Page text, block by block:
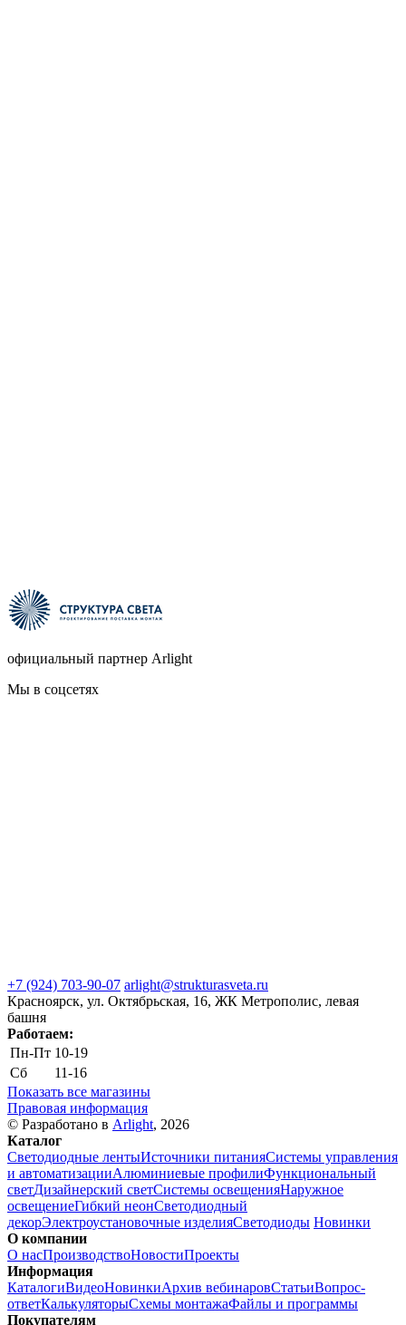
официальный партнер Arlight
Мы в соцсетях
+7 (924) 703-90-07 arlight@strukturasveta.ru
Красноярск, ул. Октябрьская, 16, ЖК Метрополис, левая
башня
Работаем:
Пн-Пт 10-19
Сб
11-16
Показать все магазины
Правовая информация
© Разработано в Arlight, 2026
Каталог
Светодиодные лентыИсточники питанияСистемы управления
и автоматизацииАлюминиевые профилиФункциональный
светДизайнерский светСистемы освещенияНаружное
освещениеГибкий неонСветодиодный
декорЭлектроустановочные изделияСветодиоды Новинки
О компании
О насПроизводствоНовостиПроекты
Информация
КаталогиВидеоНовинкиАрхив вебинаровСтатьиВопрос-
ответКалькуляторыСхемы монтажаФайлы и программы
Покупателям